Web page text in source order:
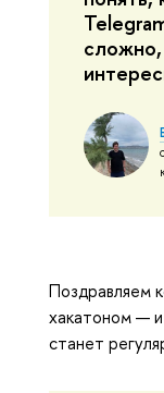
Поздравляем
хакатоном —
станет